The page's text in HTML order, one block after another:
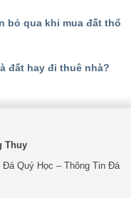
bỏ qua khi mua đất thổ
đất hay đi thuê nhà?
Quý Học – Thông Tin Đá